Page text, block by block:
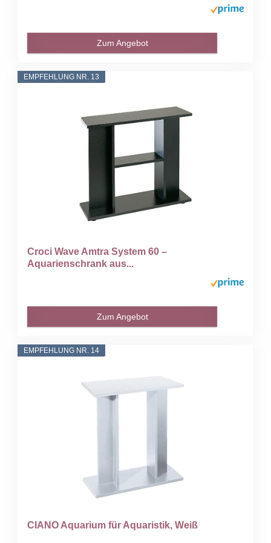
Zum Angebot
EMPFEHLUNG NR. 13
Croci Wave Amtra System 60 –
Aquarienschrank aus...
Zum Angebot
EMPFEHLUNG NR. 14
CIANO Aquarium für Aquaristik, Weiß